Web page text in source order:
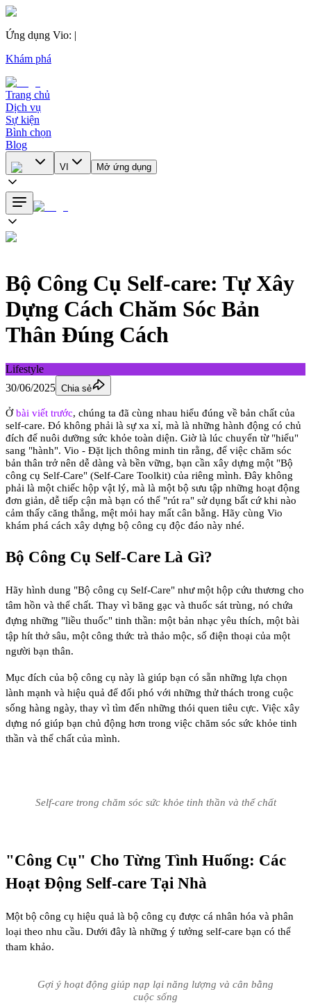
Ứng dụng Vio: |
Khám phá
Trang chủ
Dịch vụ
Sự kiện
Bình chọn
Blog
VI Mở ứng dụng
Bộ Công Cụ Self-care: Tự Xây
Dựng Cách Chăm Sóc Bản
Thân Đúng Cách
Lifestyle
30/06/2025 Chia sẻ
Ởbài viết trước, chúng ta đã cùng nhau hiểu đúng về bản chất của
self-care. Đó không phải là sự xa xỉ, mà là những hành động có chủ
đích để nuôi dưỡng sức khỏe toàn diện. Giờ là lúc chuyển từ "hiểu"
sang "hành". Vio - Đặt lịch thông minh tin rằng, để việc chăm sóc
bản thân trở nên dễ dàng và bền vững, bạn cần xây dựng một "Bộ
công cụ Self-Care" (Self-Care Toolkit) của riêng mình. Đây không
phải là một chiếc hộp vật lý, mà là một bộ sưu tập những hoạt động
đơn giản, dễ tiếp cận mà bạn có thể "rút ra" sử dụng bất cứ khi nào
cảm thấy căng thẳng, mệt mỏi hay mất cân bằng. Hãy cùng Vio
khám phá cách xây dựng bộ công cụ độc đáo này nhé.
Bộ Công Cụ Self-Care Là Gì?
Hãy hình dung "Bộ công cụ Self-Care" như một hộp cứu thương cho
tâm hồn và thể chất. Thay vì băng gạc và thuốc sát trùng, nó chứa
đựng những "liều thuốc" tinh thần: một bản nhạc yêu thích, một bài
tập hít thở sâu, một công thức trà thảo mộc, số điện thoại của một
người bạn thân.
Mục đích của bộ công cụ này là giúp bạn có sẵn những lựa chọn
lành mạnh và hiệu quả để đối phó với những thử thách trong cuộc
sống hàng ngày, thay vì tìm đến những thói quen tiêu cực. Việc xây
dựng nó giúp bạn chủ động hơn trong việc chăm sóc sức khỏe tinh
thần và thể chất của mình.
Self-care trong chăm sóc sức khỏe tinh thần và thể chất
"Công Cụ" Cho Từng Tình Huống: Các
Hoạt Động Self-care Tại Nhà
Một bộ công cụ hiệu quả là bộ công cụ được cá nhân hóa và phân
loại theo nhu cầu. Dưới đây là những ý tưởng self-care bạn có thể
tham khảo.
Gợi ý hoạt động giúp nạp lại năng lượng và cân bằng
cuộc sống